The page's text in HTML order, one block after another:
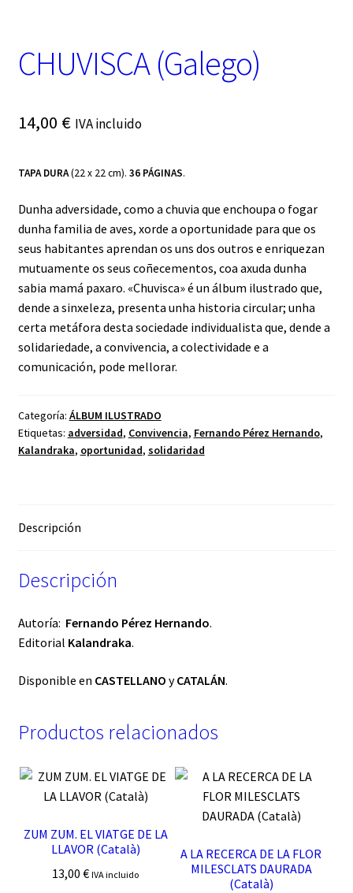
o
rCHUVISCA (Galego)
14,00 € IVA incluido
TAPA DURA(22 x 22 cm). 36 PÁGINAS.
Dunha adversidade, como a chuvia que enchoupa o fogar
dunha familia de aves, xorde a oportunidade para que os
seus habitantes aprendan os uns dos outros e enriquezan
mutuamente os seus coñecementos, coa axuda dunha
sabia mamá paxaro. «Chuvisca» é un álbum ilustrado que,
dende a sinxeleza, presenta unha historia circular; unha
certa metáfora desta sociedade individualista que, dende a
solidariedade, a convivencia, a colectividade e a
comunicación, pode mellorar.
Categoría: ÁLBUM ILUSTRADO
Etiquetas: adversidad, Convivencia, Fernando Pérez Hernando,
Kalandraka, oportunidad, solidaridad
Descripción
Descripción
Autoría: Fernando Pérez Hernando.
Editorial Kalandraka.
Disponible en CASTELLANO yCATALÁN.
Productos relacionados
ZUM ZUM. EL VIATGE DE LA
LLAVOR (Català)
13,00€ IVA incluido
A LA RECERCA DE LA FLOR
MILESCLATS DAURADA
(Català)